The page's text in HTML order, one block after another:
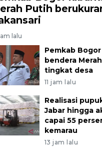
Putih
lalu
Pemkab
bendera
tingkat desa
11 jam lalu
Realisasi
Jabar hingga
capai 55
kemarau
13 jam lalu